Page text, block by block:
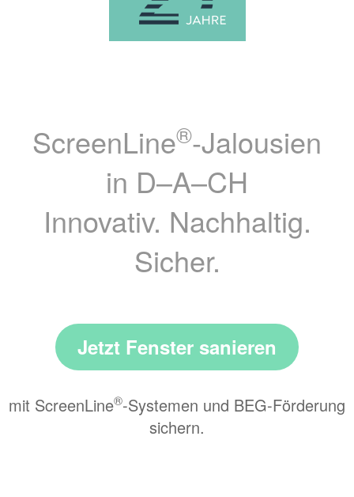
ScreenLine®-Jalousien
in D–A–CH
Innovativ. Nachhaltig.
Sicher.
Jetzt Fenster sanieren
mit ScreenLine®-Systemen und BEG-Förderung
sichern.